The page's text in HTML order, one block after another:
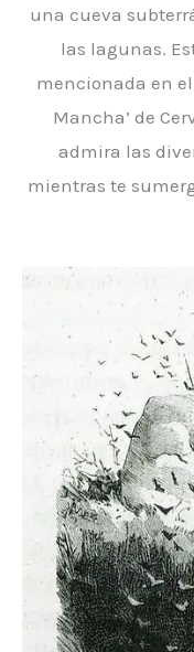
una cueva
las lagunas.
mencionada en el
Mancha’ de
admira las
mientras te